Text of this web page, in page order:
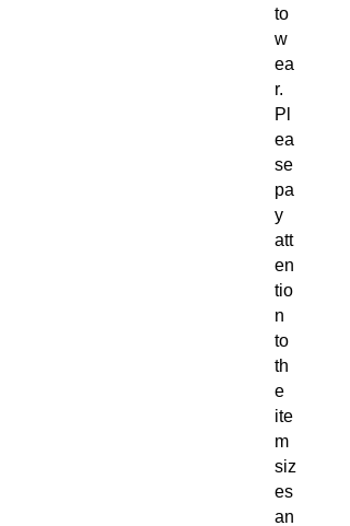
to
w
ea
r.
Pl
ea
se
pa
y
att
en
tio
n
to
th
e
ite
m
siz
es
an